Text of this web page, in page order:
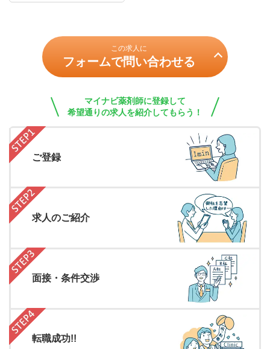
この求人に
フォームで問い合わせる
マイナビ薬剤師に登録して
希望通りの求人を紹介してもらう！
ご登録
求人のご紹介
面接・条件交渉
転職成功!!